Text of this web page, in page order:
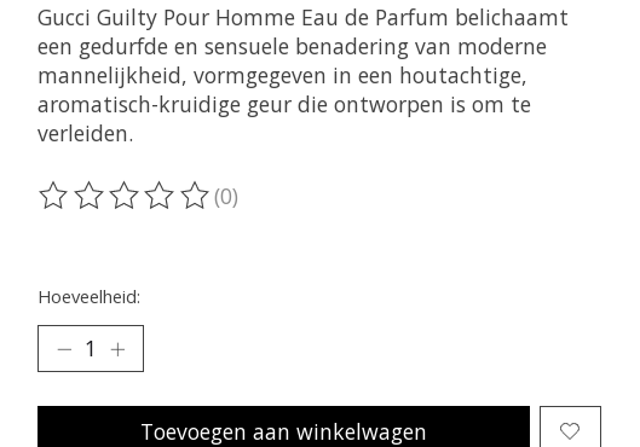
Gucci Guilty Pour Homme Eau de Parfum belichaamt
een gedurfde en sensuele benadering van moderne
mannelijkheid, vormgegeven in een houtachtige,
aromatisch-kruidige geur die ontworpen is om te
verleiden.
De beoordeling van dit product is
(0)
Hoeveelheid:
Toevoegen aan winkelwagen